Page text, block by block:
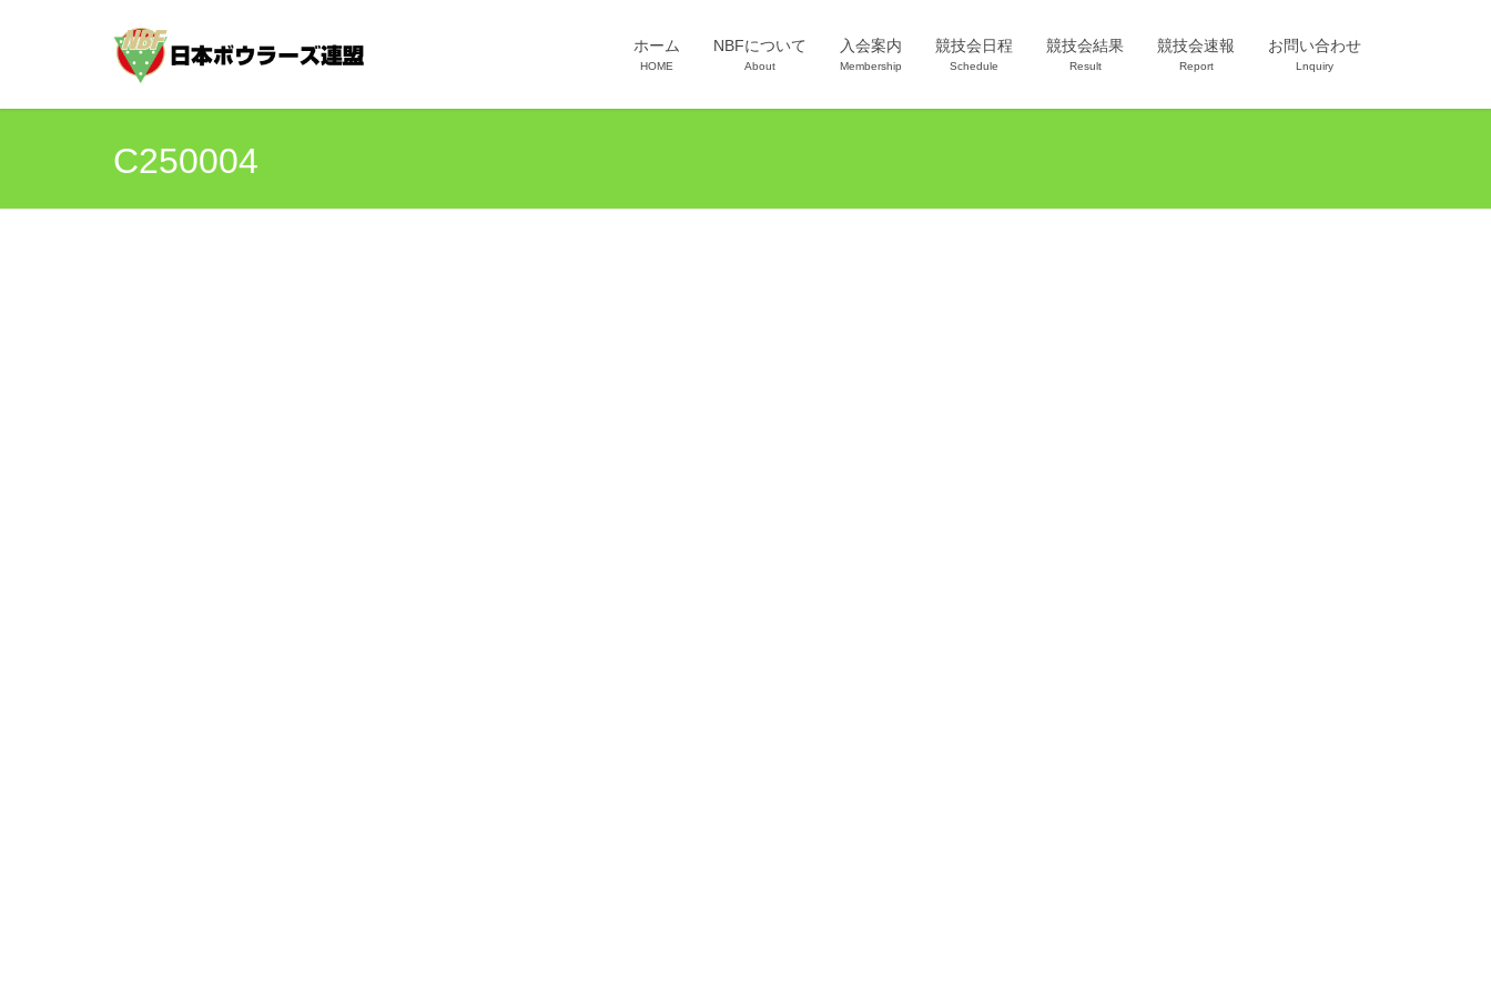
ホーム
HOME
NBFについて
About
入会案内
Membership
競技会日程
Schedule
競技会結果
Result
競技会速報
Report
お問い合わせ
Lnquiry
C250004